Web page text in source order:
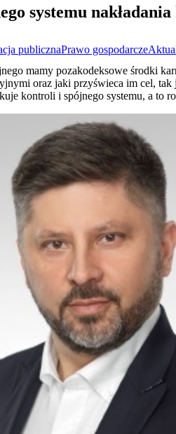
systemu
publicznaPrawo gospodarcze
mamy pozakodeksowe środki
oraz jaki przyświeca im cel,
kontroli i spójnego systemu, a to